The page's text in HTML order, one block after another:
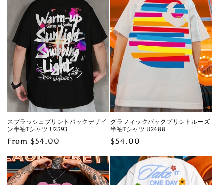
スプラッシュプリントバックデザイ
ン半袖Tシャツ U2593
Regular
From $54.00
グラフィックバックプリントルーズ
半袖Tシャツ U2488
Regular
$54.00